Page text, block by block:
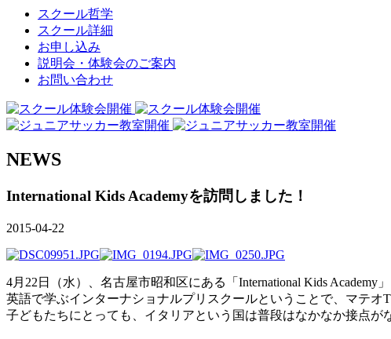
スクール哲学
スクール詳細
お申し込み
説明会・体験会のご案内
お問い合わせ
NEWS
International Kids Academyを訪問しました！
2015-04-22
4月22日（水）、名古屋市昭和区にある「International Kids Academy
英語で学ぶインターナショナルプリスクールということで、マテ
子どもたちにとっても、イタリアという国は普段はなかなか接点